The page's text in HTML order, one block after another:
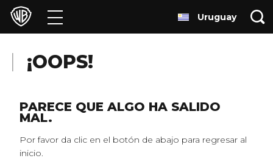
Películas
Franquicias
Colecciones
Uruguay
¡OOPS!
PARECE QUE ALGO HA SALIDO
MAL.
Por favor da clic en el botón de abajo para regresar al
inicio.